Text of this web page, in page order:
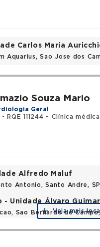
Carlos Maria
Aquarius, Sao Jose dos
Souza Mario
Geral
• RQE 111244 - Clínica médica
Alfredo Maluf
Antonio, Santo Andre,
- Unidade Álvaro
Sao Bernardo do
Veja mais